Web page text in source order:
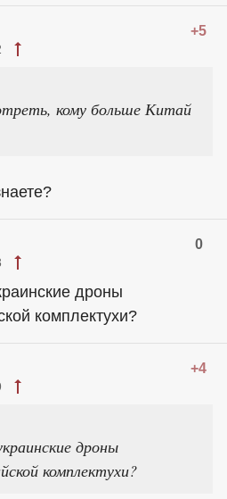
+5
кому больше Китай
0
дроны
комплектухи?
+4
дроны
комплектухи?